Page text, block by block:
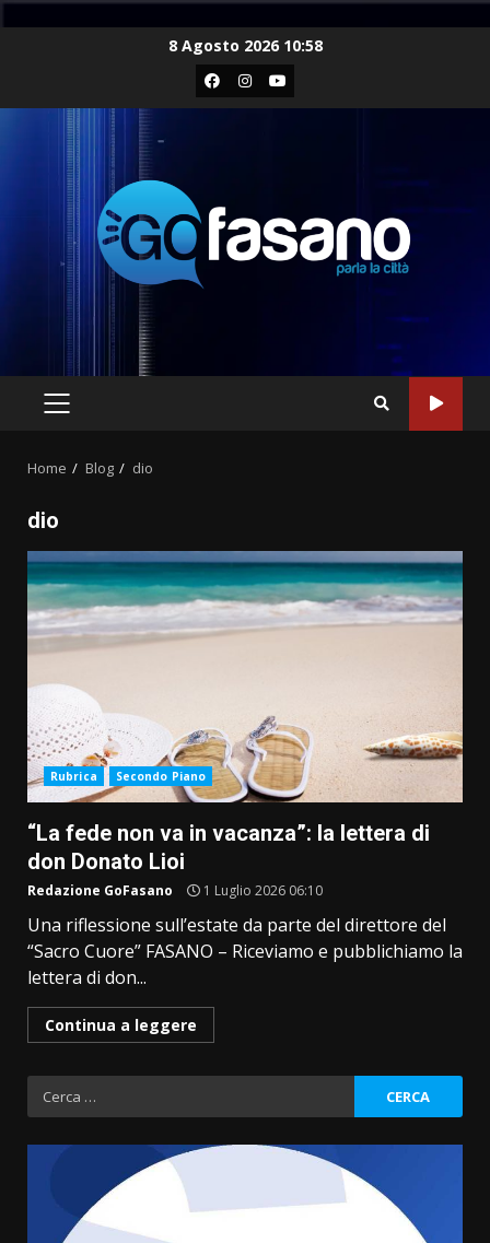
8 Agosto 2026 10:58
Facebook
Instagram
Youtube
PRIMARY
Home Blog dio
dio
Rubrica Secondo Piano
“La fede non va in vacanza”: la lettera di
don Donato Lioi
Redazione GoFasano 1 Luglio 2026 06:10
Una riflessione sull’estate da parte del direttore del
“Sacro Cuore” FASANO – Riceviamo e pubblichiamo la
lettera di don...
Continua a leggere
Ricerca
per: